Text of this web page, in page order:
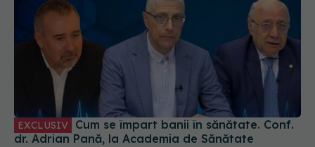
EXCLUSIV
dr. Adrian Pană, la Academia de Sănătate